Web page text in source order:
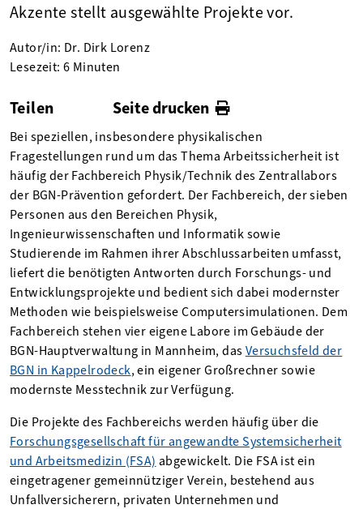
Akzente stellt ausgewählte Projekte vor.
Autor/in: Dr. Dirk Lorenz
Lesezeit: 6 Minuten
Teilen Seite drucken
Bei speziellen, insbesondere physikalischen
Fragestellungen rund um das Thema Arbeitssicherheit ist
häufig der Fachbereich Physik/Technik des Zentrallabors
der BGN-Prävention gefordert. Der Fachbereich, der sieben
Personen aus den Bereichen Physik,
Ingenieurwissenschaften und Informatik sowie
Studierende im Rahmen ihrer Abschlussarbeiten umfasst,
liefert die benötigten Antworten durch Forschungs- und
Entwicklungsprojekte und bedient sich dabei modernster
Methoden wie beispielsweise Computersimulationen. Dem
Fachbereich stehen vier eigene Labore im Gebäude der
BGN-Hauptverwaltung in Mannheim, dasVersuchsfeld der
BGN in Kappelrodeck, ein eigener Großrechner sowie
modernste Messtechnik zur Verfügung.
Die Projekte des Fachbereichs werden häufig über die
Forschungsgesellschaft für angewandte Systemsicherheit
und Arbeitsmedizin (FSA) abgewickelt. Die FSA ist ein
eingetragener gemeinnütziger Verein, bestehend aus
Unfallversicherern, privaten Unternehmen und